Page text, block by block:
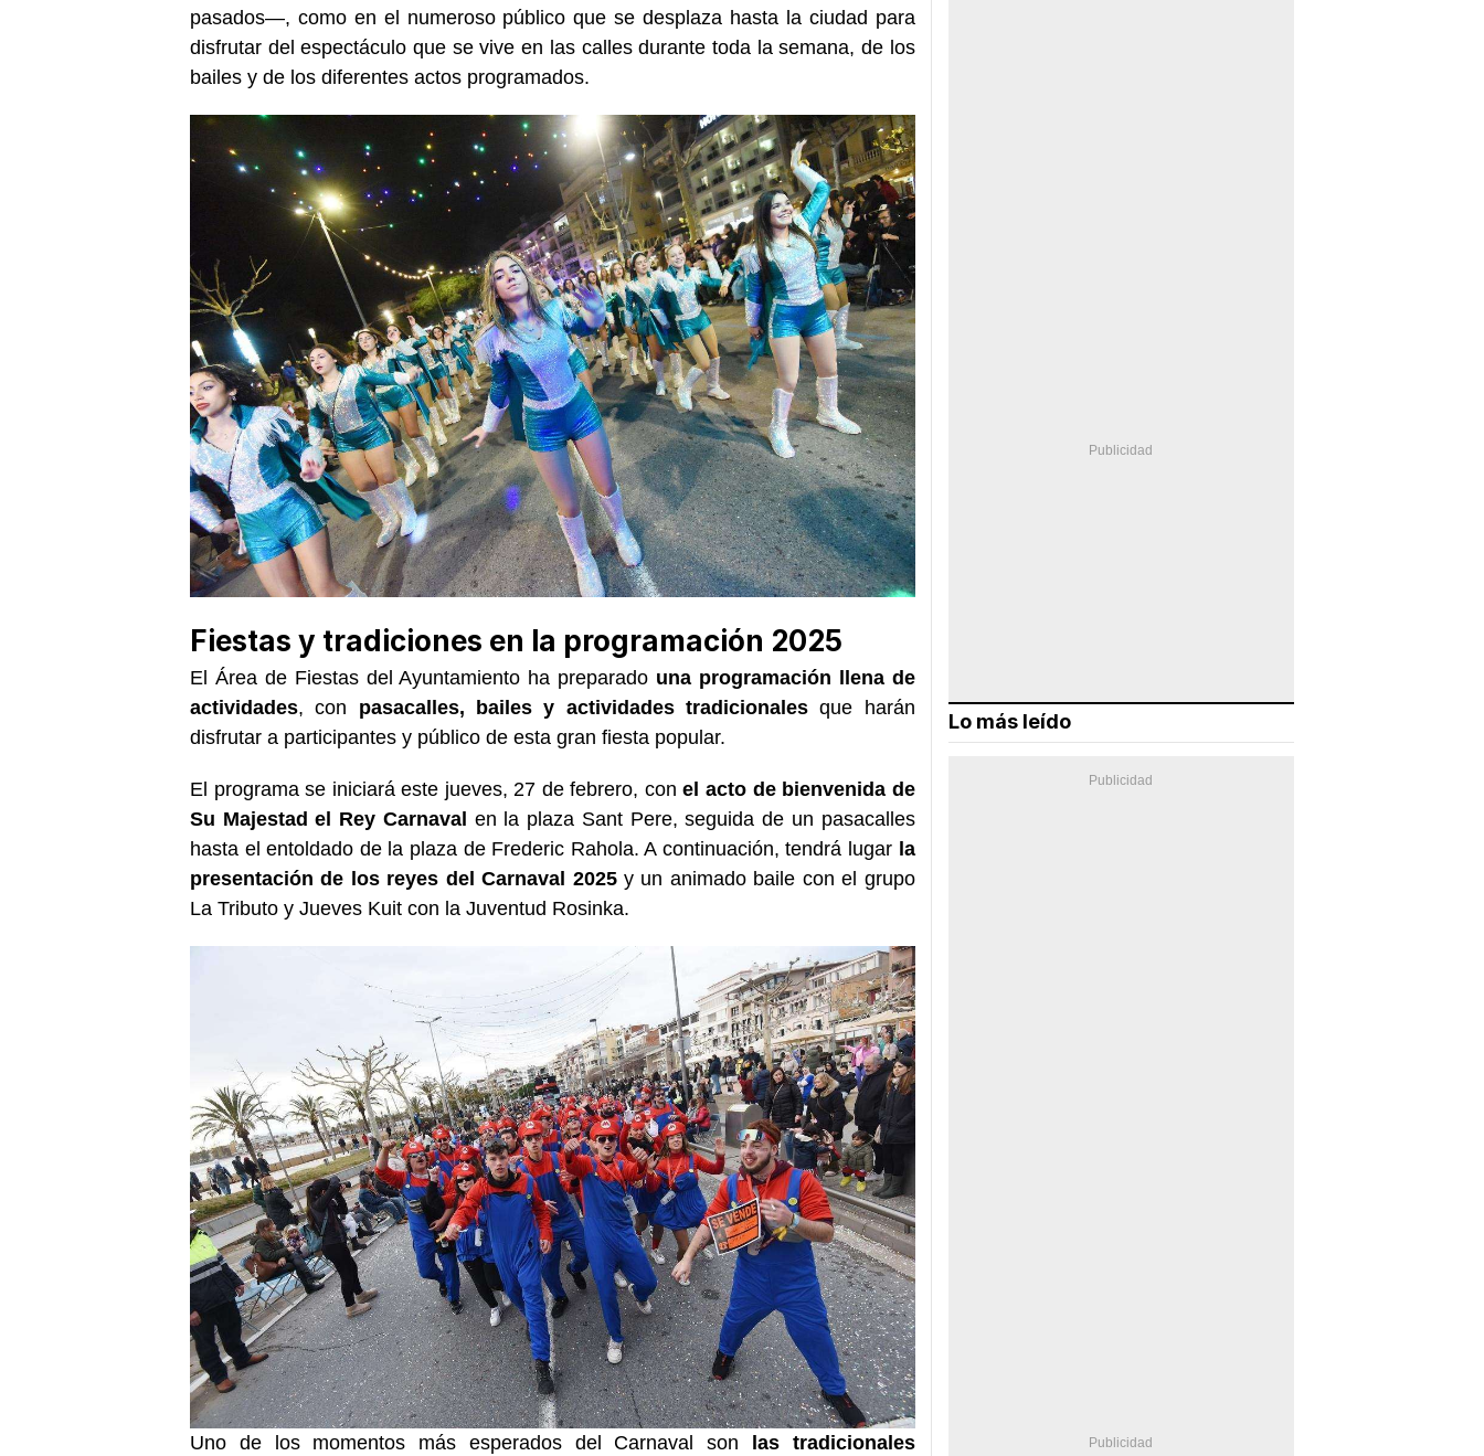
pasados—, como en el numeroso público que se desplaza hasta la ciudad para
disfrutar del espectáculo que se vive en las calles durante toda la semana, de los
bailes y de los diferentes actos programados.
Fiestas y tradiciones en la programación 2025
El Área de Fiestas del Ayuntamiento ha preparado una programación llena de
actividades, con pasacalles, bailes y actividades tradicionalesque harán
disfrutar a participantes y público de esta gran fiesta popular.
El programa se iniciará este jueves, 27 de febrero, conel acto de bienvenida de
Su Majestad el Rey Carnaval en la plaza Sant Pere, seguida de un pasacalles
hasta el entoldado de la plaza de Frederic Rahola. A continuación, tendrá lugar la
presentación de los reyes del Carnaval 2025y un animado baile con el grupo
La Tributo y Jueves Kuit con la Juventud Rosinka.
Uno de los momentos más esperados del Carnaval son
las tradicionales
Lo más leído